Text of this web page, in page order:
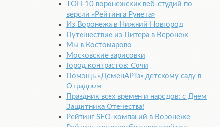
ТОП-10 воронежских веб-студий по
версии «Рейтинга Рунета»
Из Воронежа в Нижний Новгород
Путешествие из Питера в Воронеж
Мы в Костомарово
Московские зарисовки
Город контрастов: Сочи
Помощь «ДоменАРТа» детскому саду в
Отрадном
Праздник всех времен и народов: с Днем
Защитника Отечества!
Рейтинг SEO-компаний в Воронеже